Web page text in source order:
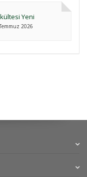
Yeni
2026